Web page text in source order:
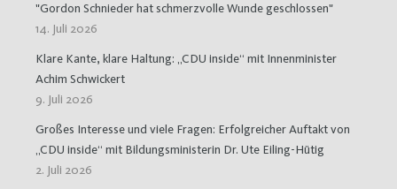
"Gordon Schnieder hat schmerzvolle Wunde geschlossen"
14. Juli 2026
Klare Kante, klare Haltung: „CDU inside“ mit Innenminister
Achim Schwickert
9. Juli 2026
Großes Interesse und viele Fragen: Erfolgreicher Auftakt von
„CDU inside“ mit Bildungsministerin Dr. Ute Eiling-Hütig
2. Juli 2026